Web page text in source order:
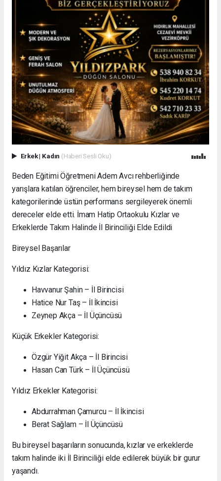
Erkek| Kadın (Haberi Sesli Oku)
Beden Eğitimi Öğretmeni Adem Avcı rehberliğinde
yarışlara katılan öğrenciler, hem bireysel hem de takım
kategorilerinde üstün performans sergileyerek önemli
dereceler elde etti. İmam Hatip Ortaokulu Kızlar ve
Erkeklerde Takım Halinde İl Birinciliği Elde Edildi
Bireysel Başarılar
Yıldız Kızlar Kategorisi:
Havvanur Şahin – İl Birincisi
Hatice Nur Taş – İl İkincisi
Zeynep Akça – İl Üçüncüsü
Küçük Erkekler Kategorisi:
Özgür Yiğit Akça – İl Birincisi
Hasan Can Türk – İl Üçüncüsü
Yıldız Erkekler Kategorisi:
Abdurrahman Çamurcu – İl İkincisi
Berat Sağlam – İl Üçüncüsü
Bu bireysel başarıların sonucunda, kızlar ve erkeklerde
takım halinde iki İl Birinciliği elde edilerek büyük bir gurur
yaşandı.